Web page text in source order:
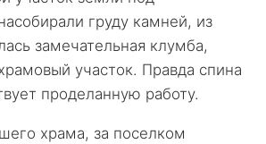
груду камней, из
замечательная клумба,
участок. Правда спина
проделанную работу.
храма, за поселком